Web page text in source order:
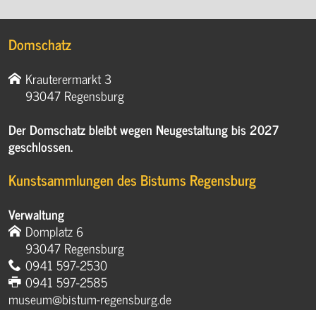
Domschatz
Krauterermarkt 3
93047 Regensburg
Der Domschatz bleibt wegen Neugestaltung bis 2027
geschlossen.
Kunstsammlungen des Bistums Regensburg
Verwaltung
Domplatz 6
93047 Regensburg
0941 597-2530
0941 597-2585
museum@bistum-regensburg.de